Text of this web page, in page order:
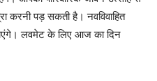
करनी पड़ सकती है। नवविवाहित
लवमेट के लिए आज का दिन